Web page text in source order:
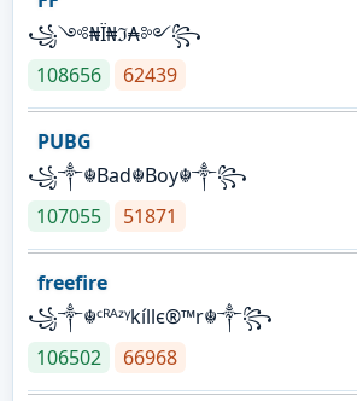
꧁༺₦Ї₦ℑ₳༻꧂
108656
62439
PUBG
꧁༒☬Bad☬Boy☬༒꧂
107055
51871
freefire
꧁༒☬ᶜᴿᴬᶻᵞkíllє®™r☬༒꧂
106502
66968